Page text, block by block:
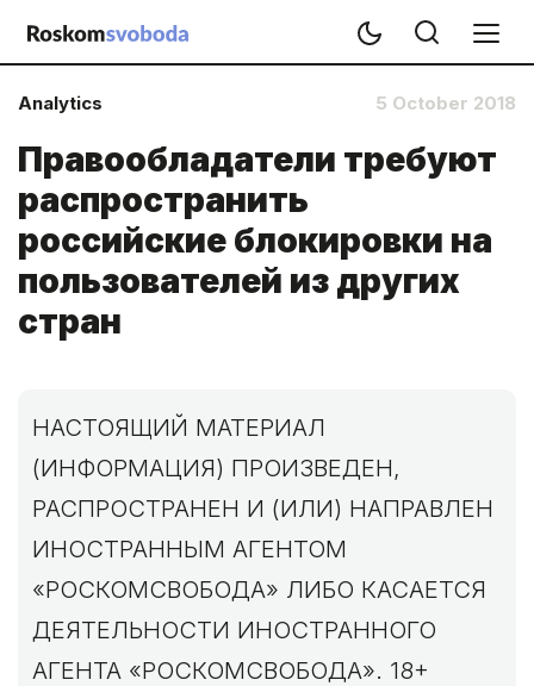
Analytics 5 October 2018
Правообладатели требуют
распространить
российские блокировки на
пользователей из других
стран
НАСТОЯЩИЙ МАТЕРИАЛ
(ИНФОРМАЦИЯ) ПРОИЗВЕДЕН,
РАСПРОСТРАНЕН И (ИЛИ) НАПРАВЛЕН
ИНОСТРАННЫМ АГЕНТОМ
«РОСКОМСВОБОДА» ЛИБО КАСАЕТСЯ
ДЕЯТЕЛЬНОСТИ ИНОСТРАННОГО
АГЕНТА «РОСКОМСВОБОДА». 18+